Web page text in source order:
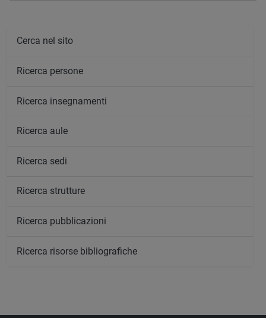
Cerca nel sito
Ricerca persone
Ricerca insegnamenti
Ricerca aule
Ricerca sedi
Ricerca strutture
Ricerca pubblicazioni
Ricerca risorse bibliografiche